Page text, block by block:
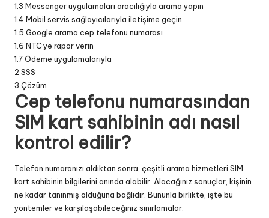
1.3 Messenger uygulamaları aracılığıyla arama yapın
1.4 Mobil servis sağlayıcılarıyla iletişime geçin
1.5 Google arama cep telefonu numarası
1.6 NTC'ye rapor verin
1.7Ödeme uygulamalarıyla
2 SSS
3 Çözüm
Cep telefonu numarasından
SIM kart sahibinin adı nasıl
kontrol edilir?
Telefon numaranızı aldıktan sonra, çeşitli arama hizmetleri SIM
kart sahibinin bilgilerini anında alabilir. Alacağınız sonuçlar, kişinin
ne kadar tanınmış olduğuna bağlıdır. Bununla birlikte, işte bu
yöntemler ve karşılaşabileceğiniz sınırlamalar.